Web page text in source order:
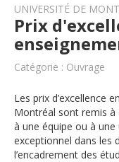
UNIVERSITÉ DE
Prix
Catégorie : Ouvrage
Les prix d’excellence
Montréal sont remis à
à une équipe ou à
exceptionnel dans les
l’encadrement des